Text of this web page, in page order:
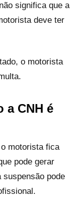
significa que a
deve ter
o motorista
a CNH é
motorista fica
pode gerar
pode